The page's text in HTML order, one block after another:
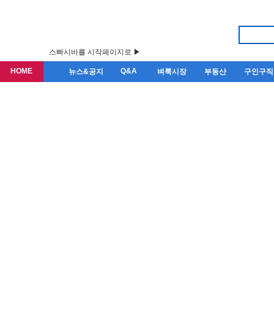
스빠시바를 시작페이지로 ▶
HOME 뉴스&공지 Q&A 벼룩시장 부동산 구인구직